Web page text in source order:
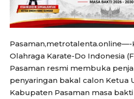
Olahraga Karate-Do Indonesia
Pasaman resmi membuka
penyaringan bakal calon Ketua
Kabupaten Pasaman masa